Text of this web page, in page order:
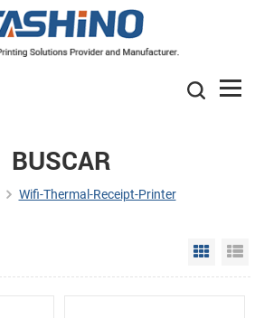
BUSCAR
Wifi-Thermal-Receipt-Printer
Grid